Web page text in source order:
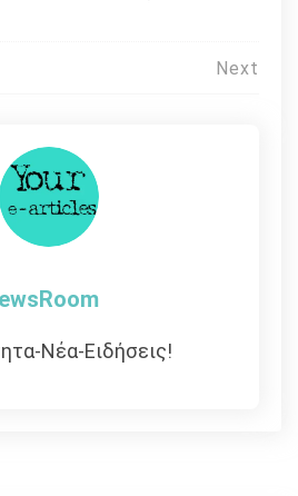
Next
Νέα-Ειδήσεις!